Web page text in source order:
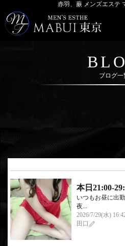
赤羽、蕨 メンズエステ
ブログ一
本日21:00-
いつもお昼に出
夜...
2026/7/29(水)
田口